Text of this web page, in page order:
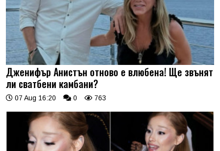
Дженифър Анистън отново е влюбена! Ще звънят
ли сватбени камбани?
07 Aug 16:20 0 763